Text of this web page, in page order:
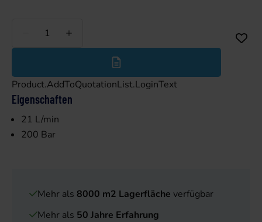
Weniger
Product.AddToQuotationList.LoginText
Eigenschaften
21 L/min
200 Bar
Mehr als 8000 m2 Lagerfläche verfügbar
Mehr als 50 Jahre Erfahrung